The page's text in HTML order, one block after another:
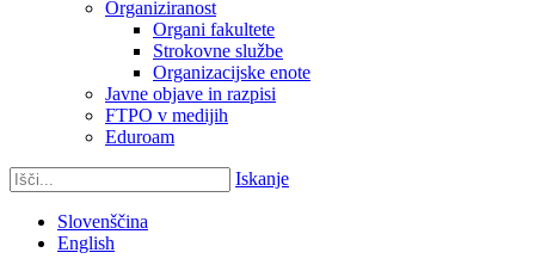
Organiziranost
Organi fakultete
Strokovne službe
Organizacijske enote
Javne objave in razpisi
FTPO v medijih
Eduroam
Iskanje
Slovenščina
English